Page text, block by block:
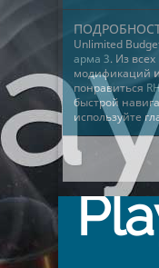
Unlimited
арма 3. Из
модификаций
понравиться
быстрой
используйте